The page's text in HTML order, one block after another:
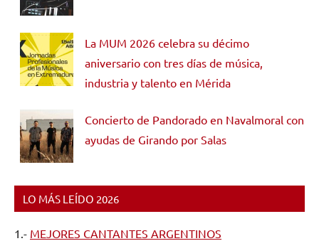
La MUM 2026 celebra su décimo
aniversario con tres días de música,
industria y talento en Mérida
Concierto de Pandorado en Navalmoral con
ayudas de Girando por Salas
LO MÁS LEÍDO 2026
1.- MEJORES CANTANTES ARGENTINOS